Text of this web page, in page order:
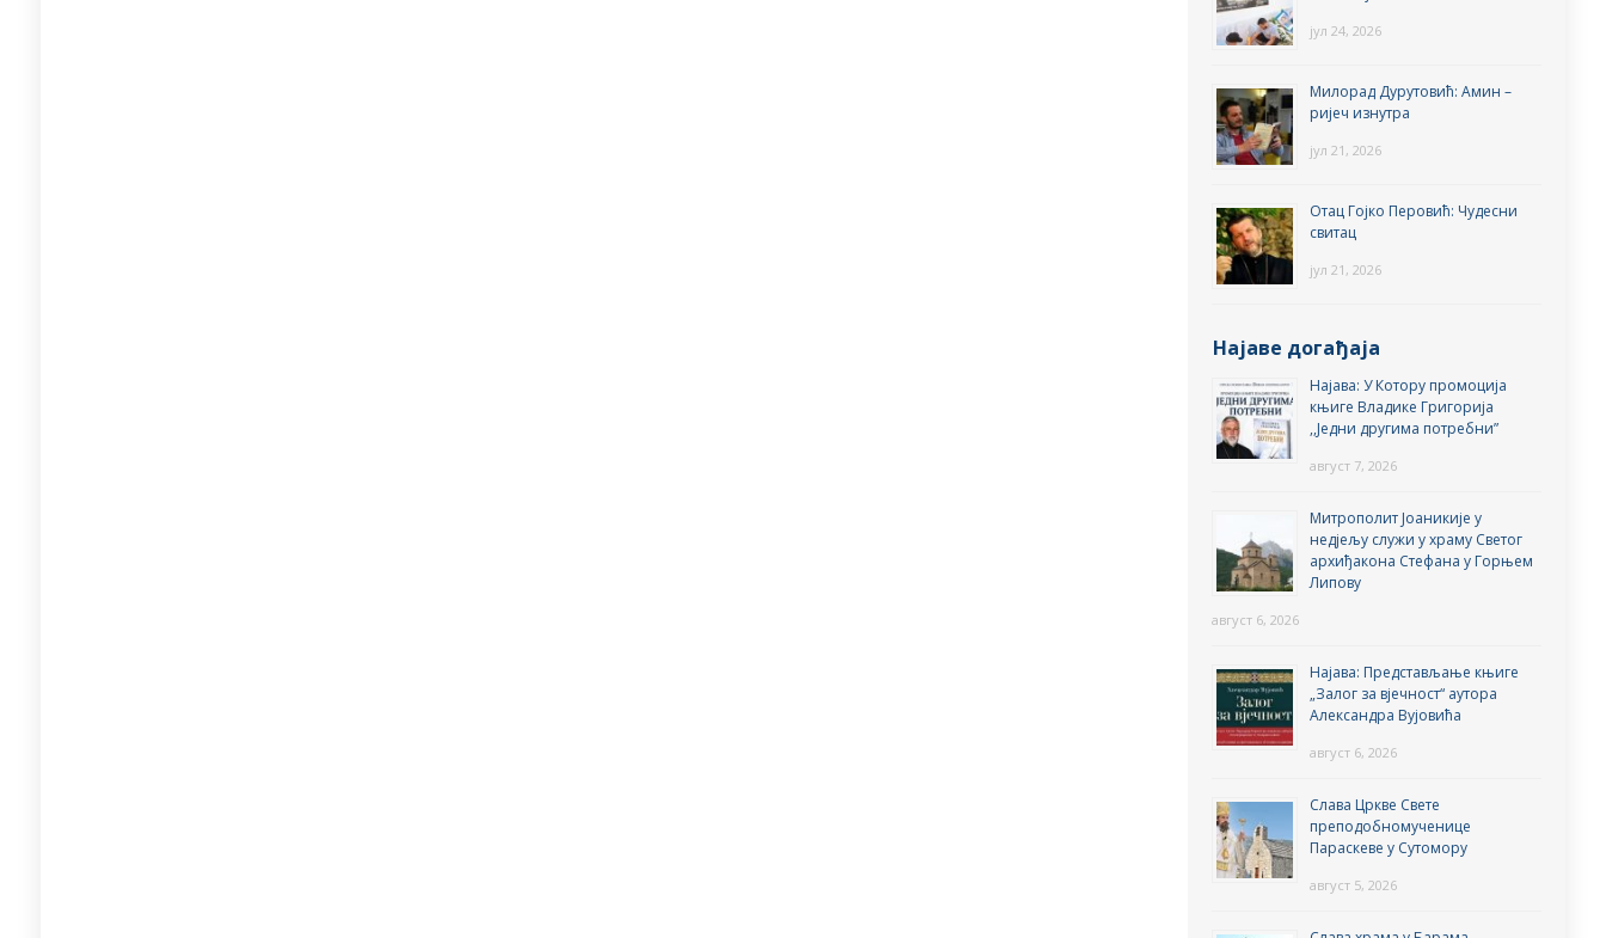
јул 24, 2026
Милорад Дурутовић: Амин –
ријеч изнутра
јул 21, 2026
Отац Гојко Перовић: Чудесни
свитац
јул 21, 2026
Најаве догађаја
Најава: У Котору промоција
књиге Владике Григорија
,,Једни другима потребни”
август 7, 2026
Митрополит Јоаникије у
недјељу служи у храму Светог
архиђакона Стефана у Горњем
Липову
август 6, 2026
Најава: Представљање књиге
„Залог за вјечност“ аутора
Александра Вујовића
август 6, 2026
Слава Цркве Свете
преподобномученице
Параскеве у Сутомору
август 5, 2026